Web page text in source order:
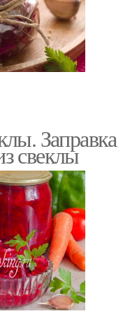
Заправка
свеклы